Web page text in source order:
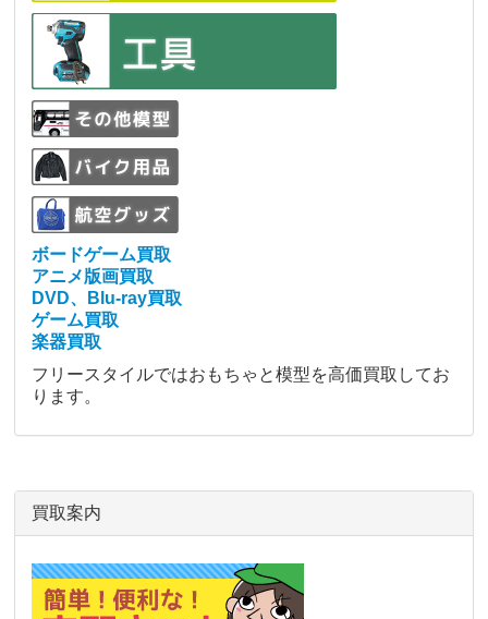
ボードゲーム買取
アニメ版画買取
DVD、Blu-ray買取
ゲーム買取
楽器買取
フリースタイルではおもちゃと模型を高価買取してお
ります。
買取案内